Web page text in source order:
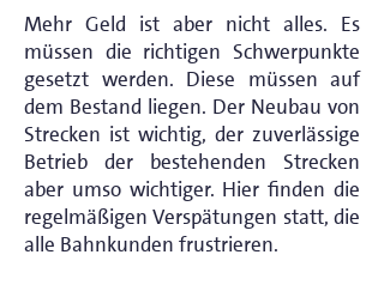
Mehr Geld ist aber nicht alles. Es
müssen die richtigen Schwerpunkte
gesetzt werden. Diese müssen auf
dem Bestand liegen. Der Neubau von
Strecken ist wichtig, der zuverlässige
Betrieb der bestehenden Strecken
aber umso wichtiger. Hier finden die
regelmäßigen Verspätungen statt, die
alle Bahnkunden frustrieren.